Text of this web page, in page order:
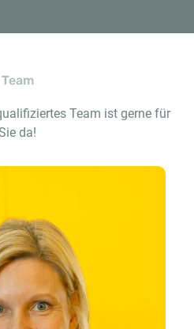
Team
Team ist gerne für
da!